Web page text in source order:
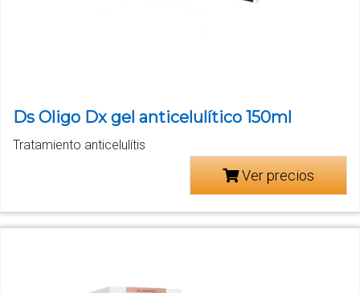
Ds Oligo Dx gel anticelulítico 150ml
Tratamiento anticelulítis
Ver precios